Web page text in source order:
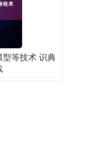
等技术 识典